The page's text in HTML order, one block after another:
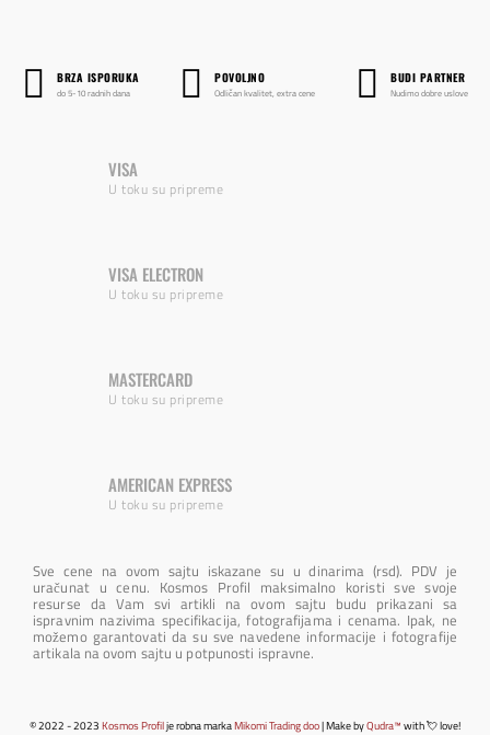
BRZA ISPORUKA
do 5-10 radnih dana
POVOLJNO
Odličan kvalitet, extra cene
BUDI PARTNER
Nudimo dobre uslove
VISA
U toku su pripreme
VISA ELECTRON
U toku su pripreme
MASTERCARD
U toku su pripreme
AMERICAN EXPRESS
U toku su pripreme
Sve cene na ovom sajtu iskazane su u dinarima (rsd). PDV je
uračunat u cenu. Kosmos Profil maksimalno koristi sve svoje
resurse da Vam svi artikli na ovom sajtu budu prikazani sa
ispravnim nazivima specifikacija, fotografijama i cenama. Ipak, ne
možemo garantovati da su sve navedene informacije i fotografije
artikala na ovom sajtu u potpunosti ispravne.
© 2022 - 2023 Kosmos Profilje robna markaMikomi Trading doo| Make byQudra™ with 💘 love!